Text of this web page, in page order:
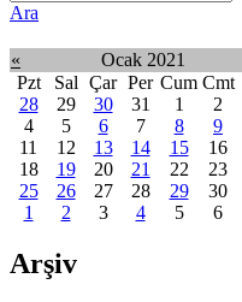
Ara
« Ocak 2021
Pzt
Sal Çar Per Cum Cmt
28
29 30 31 1 2
4
5 6 7 8 9
11
12 13 14 15 16
18
19 20 21 22 23
25
26 27 28 29 30
1
2 3 4 5 6
Arşiv